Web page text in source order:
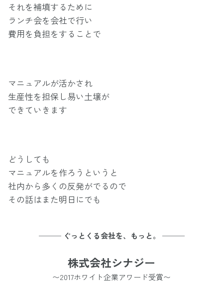
それを補填するために
ランチ会を会社で行い
費用を負担をすることで
マニュアルが活かされ
生産性を担保し易い土壌が
できていきます
どうしても
マニュアルを作ろうというと
社内から多くの反発がでるので
その話はまた明日にでも
─── ぐっとくる会社を、もっと。 ───
株式会社シナジー
〜2017ホワイト企業アワード受賞〜